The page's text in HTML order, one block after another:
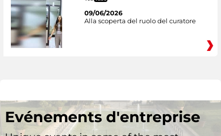
09/06/2026
Alla scoperta del ruolo del curatore
Evénements d'entreprise